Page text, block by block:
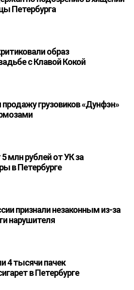
Петербурга
образ
с Клавой Кокой
продажу грузовиков «Дунфэн»
млн рублей от УК за
в Петербурге
признали незаконным из-за
нарушителя
4 тысячи пачек
в Петербурге